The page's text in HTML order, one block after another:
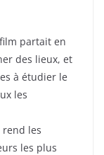
film partait en
des lieux, et
à étudier le
les
les
les plus